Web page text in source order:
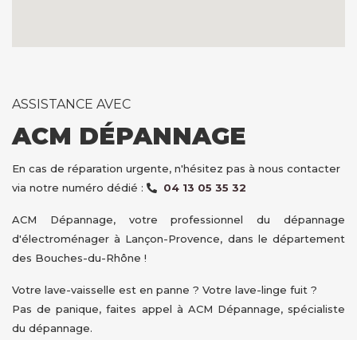
ASSISTANCE AVEC
ACM DÉPANNAGE
En cas de réparation urgente, n'hésitez pas à nous contacter
via notre numéro dédié :
04 13 05 35 32
ACM Dépannage, votre professionnel du dépannage
d'électroménager à Lançon-Provence, dans le département
des Bouches-du-Rhône !
Votre lave-vaisselle est en panne ? Votre lave-linge fuit ?
Pas de panique, faites appel à ACM Dépannage, spécialiste
du dépannage.